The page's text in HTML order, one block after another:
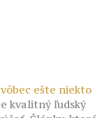
ešte niekto
kvalitný ľudský